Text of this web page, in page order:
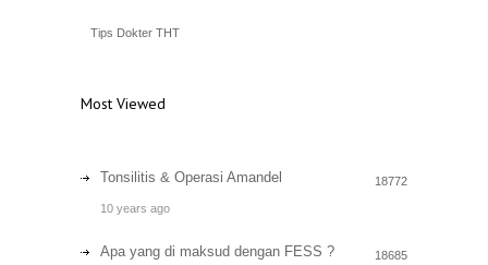
Tips Dokter THT
Most Viewed
Tonsilitis & Operasi Amandel 18772
10 years ago
Apa yang di maksud dengan FESS ? 18685